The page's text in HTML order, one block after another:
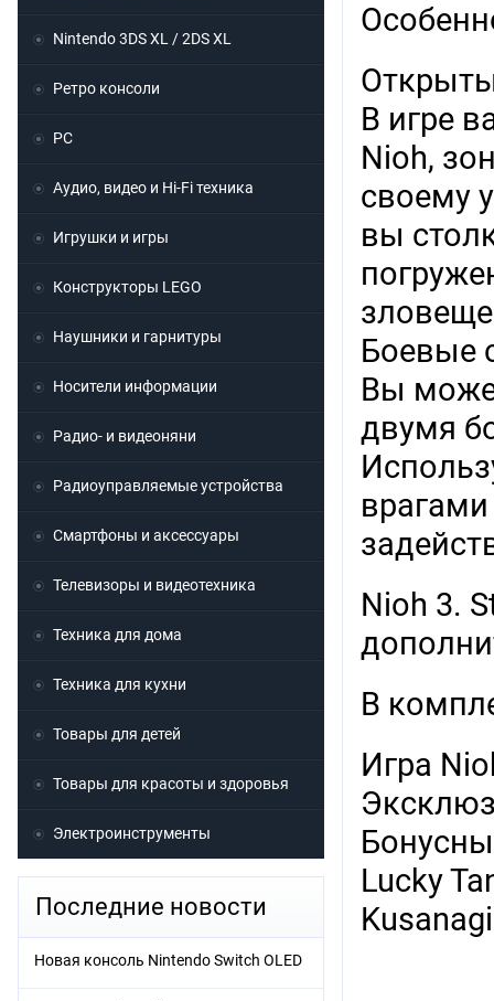
В игре
Nioh,
своему
вы
Боевые
Вы
двумя
Nioh 3.
В
Игра
Lucky
Nintendo 3DS XL / 2DS XL
Ретро консоли
PC
Аудио, видео и Hi-Fi техника
Игрушки и игры
Конструкторы LEGO
Наушники и гарнитуры
Носители информации
Радио- и видеоняни
Радиоуправляемые устройства
Смартфоны и аксессуары
Телевизоры и видеотехника
Техника для дома
Техника для кухни
Товары для детей
Товары для красоты и здоровья
Электроинструменты
Последние новости
Новая консоль Nintendo Switch OLED